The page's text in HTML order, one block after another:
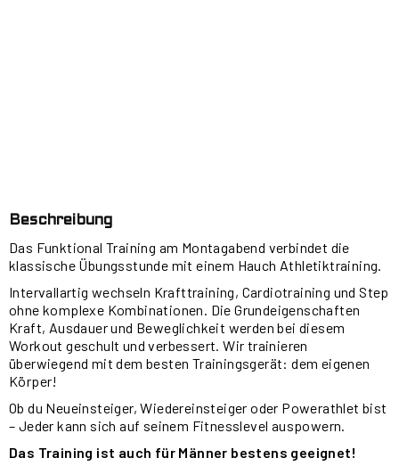
Beschreibung
Das Funktional Training am Montagabend verbindet die
klassische Übungsstunde mit einem Hauch Athletiktraining.
Intervallartig wechseln Krafttraining, Cardiotraining und Step
ohne komplexe Kombinationen. Die Grundeigenschaften
Kraft, Ausdauer und Beweglichkeit werden bei diesem
Workout geschult und verbessert. Wir trainieren
überwiegend mit dem besten Trainingsgerät: dem eigenen
Körper!
Ob du Neueinsteiger, Wiedereinsteiger oder Powerathlet bist
– Jeder kann sich auf seinem Fitnesslevel auspowern.
Das Training ist auch für Männer bestens geeignet!